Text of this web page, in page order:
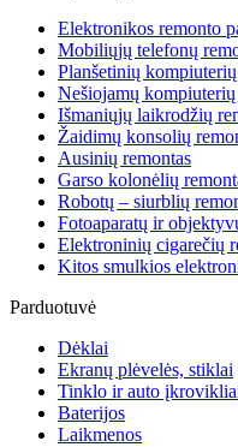
Elektronikos remonto
Mobiliųjų telefonų
Planšetinių
Nešiojamų kompiuterių
Išmaniųjų laikrodžių
Žaidimų konsolių
Ausinių remontas
Garso kolonėlių
Robotų – siurblių
Fotoaparatų ir
Elektroninių cigarečių
Kitos smulkios
Parduotuvė
Dėklai
Ekranų plėvelės, stiklai
Tinklo ir auto
Baterijos
Laikmenos